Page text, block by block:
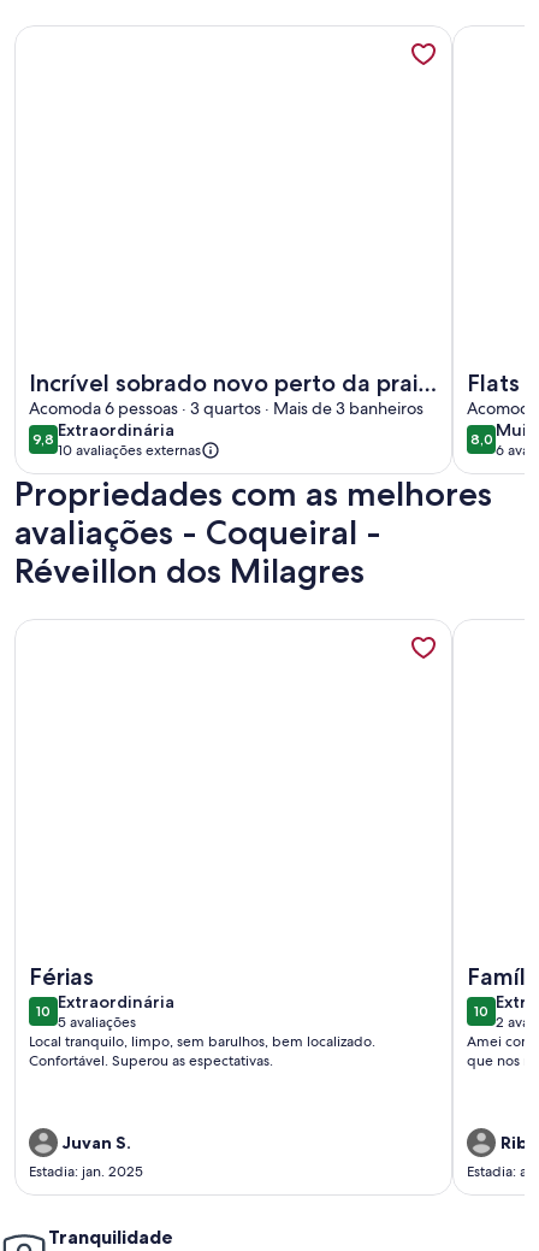
Incrível sobrado novo perto da praia,
para seu conforto e descanso
Acomoda 6 pessoas · 3 quartos · Mais de 3 banheiros
9,89,8 de 10
Extraordinária
extraordinária
10 avaliações externas
Mais informações sobre Incrível sobrado novo perto da
Flats
Acomoda
8,08,0 de
boa
6
(6
Mais
Propriedades com as melhores
avaliações - Coqueiral -
Réveillon dos Milagres
Férias
1010 de 10
Extraordinária
extraordinária
5 avaliações
(5
avaliações)
Local tranquilo, limpo, sem barulhos, bem localizado.
Confortável. Superou as espectativas.
Juvan S.
Estadia: jan. 2025
Mais informações sobre Morada do Toque 19
1010 de 10
2
(2
Amei
que nos
Estadia:
Mais
Tranquilidade